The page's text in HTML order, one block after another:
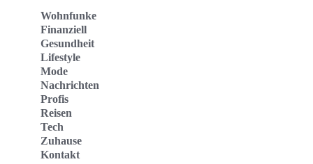
Wohnfunke
Finanziell
Gesundheit
Lifestyle
Mode
Nachrichten
Profis
Reisen
Tech
Zuhause
Kontakt